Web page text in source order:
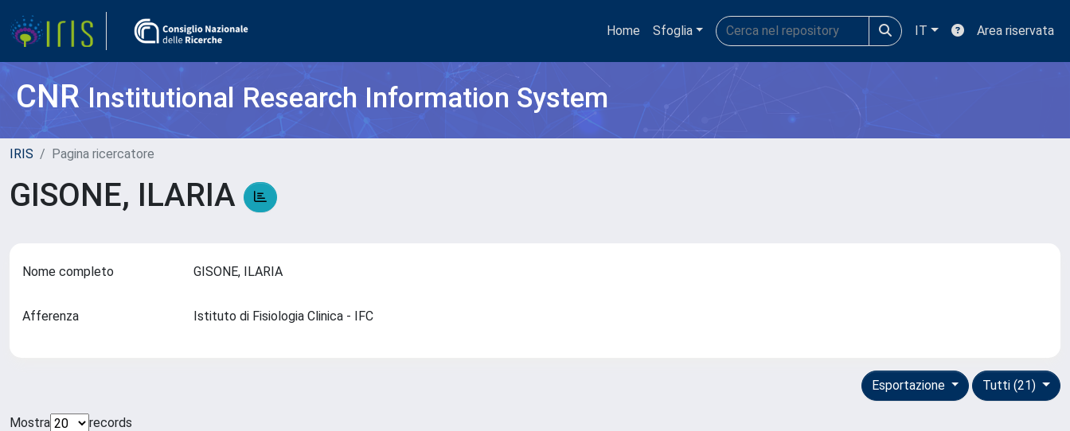
Home Sfoglia IT Area riservata
CNRInstitutional Research Information System
IRIS Pagina ricercatore
GISONE, ILARIA
Nome completo GISONE, ILARIA
Afferenza Istituto di Fisiologia Clinica - IFC
Tutti (21)
Esportazione
Mostra
records